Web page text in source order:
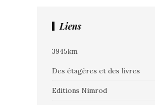
Liens
3945km
Des étagères et des livres
Editions Nimrod